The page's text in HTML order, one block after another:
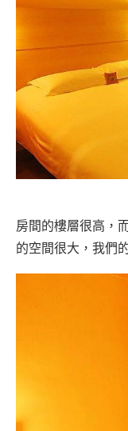
房間的樓層很高，
的空間很大，我們